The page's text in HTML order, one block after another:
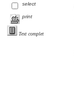
select
print
Text complet